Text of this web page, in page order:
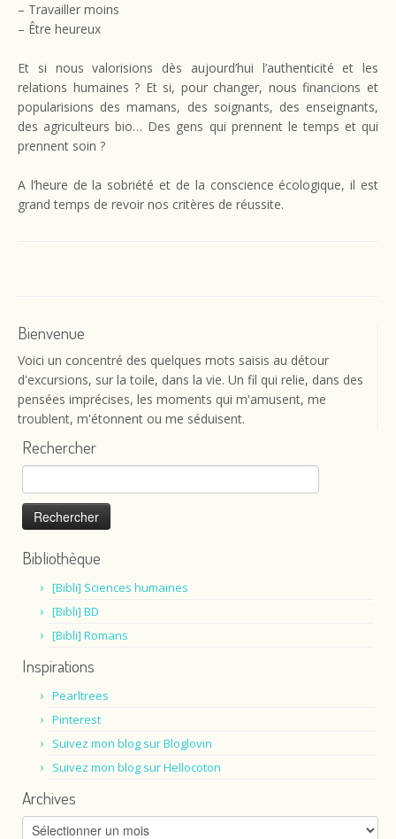
– Travailler moins
– Être heureux
Et si nous valorisions dès aujourd’hui l’authenticité et les
relations humaines ? Et si, pour changer, nous financions et
popularisions des mamans, des soignants, des enseignants,
des agriculteurs bio… Des gens qui prennent le temps et qui
prennent soin ?
A l’heure de la sobriété et de la conscience écologique, il est
grand temps de revoir nos critères de réussite.
Bienvenue
Voici un concentré des quelques mots saisis au détour
d'excursions, sur la toile, dans la vie. Un fil qui relie, dans des
pensées imprécises, les moments qui m'amusent, me
troublent, m'étonnent ou me séduisent.
Rechercher
Rechercher :
Bibliothèque
[Bibli] Sciences humaines
[Bibli] BD
[Bibli] Romans
Inspirations
Pearltrees
Pinterest
Suivez mon blog sur Bloglovin
Suivez mon blog sur Hellocoton
Archives
Archives